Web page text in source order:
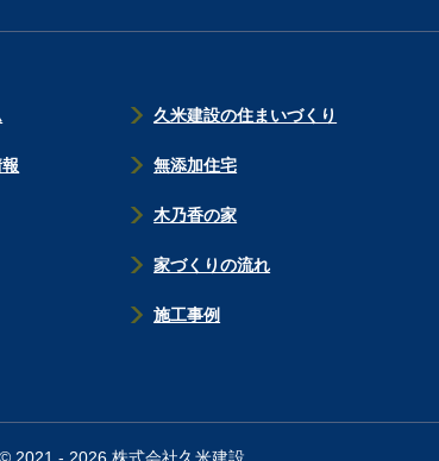
久米建設の住まいづくり
無添加住宅
木乃香の家
家づくりの流れ
施工事例
© 2021 - 2026 株式会社久米建設